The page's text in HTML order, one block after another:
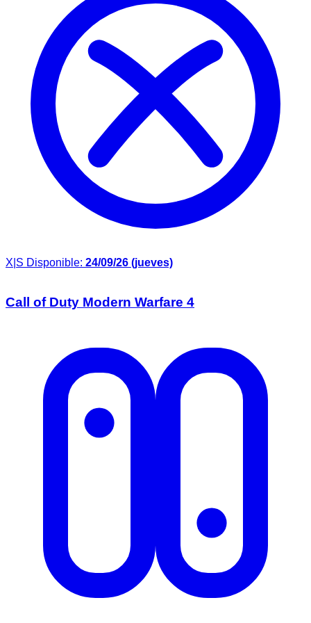
X|S Disponible: 24/09/26 (jueves)
Call of Duty Modern Warfare 4